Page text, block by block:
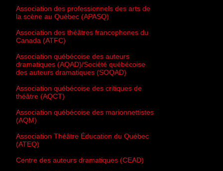
Association des professionnels des arts de
la scène au Québec (APASQ)
Association des théâtres francophones du
Canada (ATFC)
Association québécoise des auteurs
dramatiques (AQAD)/Société québécoise
des auteurs dramatiques (SOQAD)
Association québécoise des critiques de
théâtre (AQCT)
Association québécoise des marionnettistes
(AQM)
Association Théâtre Éducation du Québec
(ATEQ)
Centre des auteurs dramatiques (CEAD)